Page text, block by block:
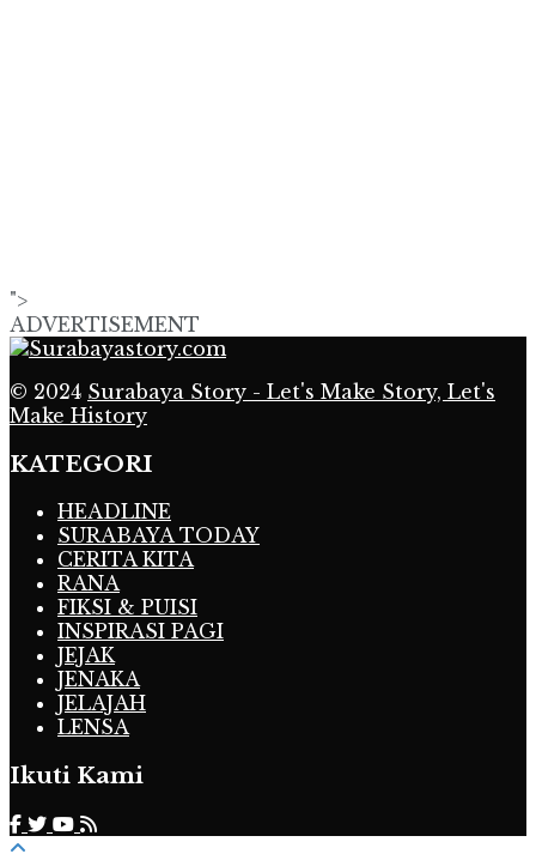
">
ADVERTISEMENT
© 2024 Surabaya Story - Let's Make Story, Let's
Make History
KATEGORI
HEADLINE
SURABAYA TODAY
CERITA KITA
RANA
FIKSI & PUISI
INSPIRASI PAGI
JEJAK
JENAKA
JELAJAH
LENSA
Ikuti Kami